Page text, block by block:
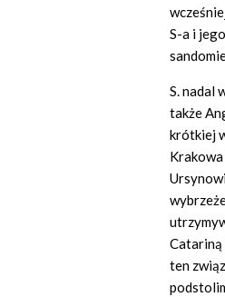
S-a i
S. nadal
także
krótkiej
Catariną
ten